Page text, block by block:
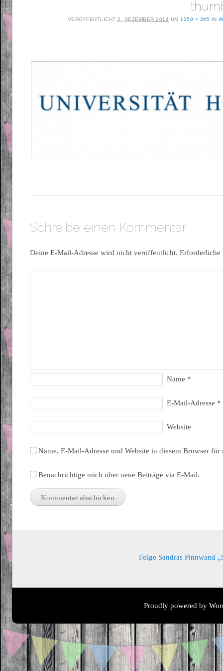
VERÖFFENTLICHT2. DEZEMBER 2014 UM1358 × 295 IN
Schreibe einen Kommentar
Deine E-Mail-Adresse wird nicht veröffentlicht.
Name *
E-Mail-Adresse *
Website
Name, E-Mail-Adresse und Website in diesem Browser
Benachrichtige mich über neue Beiträge via E-Mail.
Folge Sandras Pinnwand
Proudly powered by